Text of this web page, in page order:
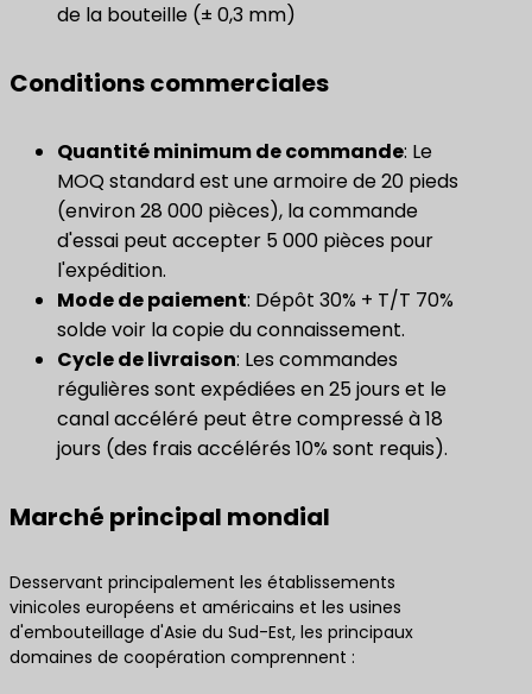
de la bouteille (± 0,3 mm)
Conditions commerciales
Quantité minimum de commande: Le
MOQ standard est une armoire de 20 pieds
(environ 28 000 pièces), la commande
d'essai peut accepter 5 000 pièces pour
l'expédition.
Mode de paiement: Dépôt 30% + T/T 70%
solde voir la copie du connaissement.
Cycle de livraison: Les commandes
régulières sont expédiées en 25 jours et le
canal accéléré peut être compressé à 18
jours (des frais accélérés 10% sont requis).
Marché principal mondial
Desservant principalement les établissements
vinicoles européens et américains et les usines
d'embouteillage d'Asie du Sud-Est, les principaux
domaines de coopération comprennent :